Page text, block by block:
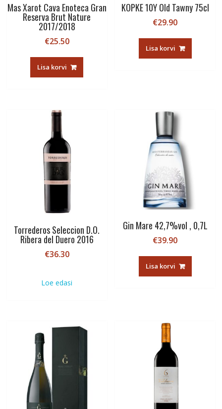
Mas Xarot Cava Enoteca Gran
Reserva Brut Nature
2017/2018
€25.50
Lisa korvi
KOPKE 10Y Old Tawny 75cl
€29.90
Lisa korvi
Torrederos Seleccion D.O.
Ribera del Duero 2016
€36.30
Loe edasi
Gin Mare 42,7%vol , 0,7L
€39.90
Lisa korvi